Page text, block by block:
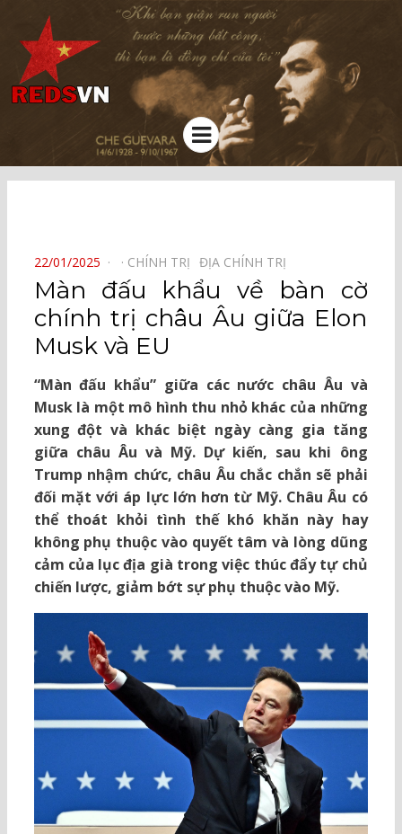
Kênh chia sẻ tri thức cộng đồng
Menu
POSTED
ON
22/01/2025 CHÍNH TRỊ⠀ ĐỊA CHÍNH TRỊ⠀
Màn đấu khẩu về bàn cờ
chính trị châu Âu giữa Elon
Musk và EU
“Màn đấu khẩu” giữa các nước châu Âu và
Musk là một mô hình thu nhỏ khác của những
xung đột và khác biệt ngày càng gia tăng
giữa châu Âu và Mỹ. Dự kiến, sau khi ông
Trump nhậm chức, châu Âu chắc chắn sẽ phải
đối mặt với áp lực lớn hơn từ Mỹ. Châu Âu có
thể thoát khỏi tình thế khó khăn này hay
không phụ thuộc vào quyết tâm và lòng dũng
cảm của lục địa già trong việc thúc đẩy tự chủ
chiến lược, giảm bớt sự phụ thuộc vào Mỹ.